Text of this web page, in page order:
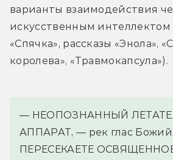
варианты взаимодействия
искусственным интеллектом
«Спячка», рассказы «Энола»,
королева», «Травмокапсула»).
— НЕОПОЗНАННЫЙ
АППАРАТ, — рек глас
ПЕРЕСЕКАЕТЕ